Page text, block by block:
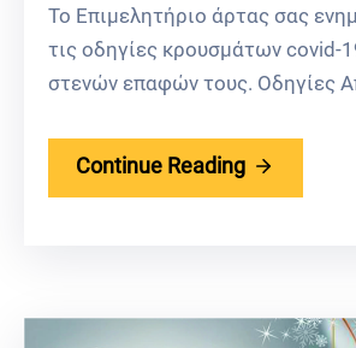
Το Επιμελητήριο άρτας σας
τις οδηγίες κρουσμάτων covid-
στενών επαφών τους. Οδηγίες
Continue Reading